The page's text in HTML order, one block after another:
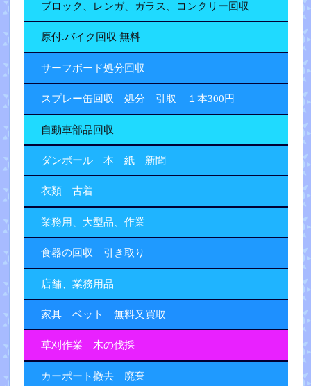
ブロック、レンガ、ガラス、コンクリー回収
原付.バイク回収 無料
サーフボード処分回収
スプレー缶回収 処分 引取 １本300円
自動車部品回収
ダンボール 本 紙 新聞
衣類 古着
業務用、大型品、作業
食器の回収 引き取り
店舗、業務用品
家具 ベット 無料又買取
草刈作業 木の伐採
カーポート撤去 廃棄